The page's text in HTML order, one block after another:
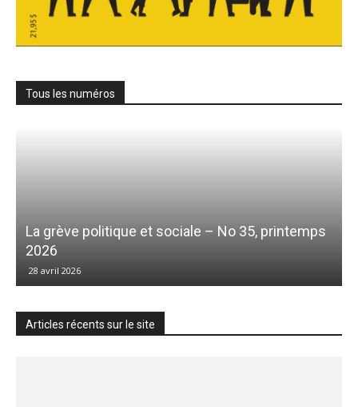
Tous les numéros
La grève politique et sociale – No 35, printemps
2026
28 avril 2026
Articles récents sur le site